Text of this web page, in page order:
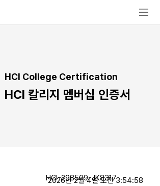
HCI College Certification
HCI 칼리지 멤버십 인증서
HCI-298509-JK8317
2026년 2월 4일 오전 3:54:58